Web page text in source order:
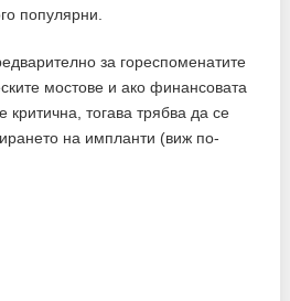
популярни.
за гореспоменатите
мостове и ако финансовата
тогава трябва да се
на импланти (виж по-